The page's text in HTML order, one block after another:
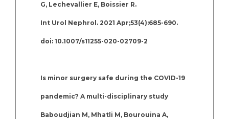
G, Lechevallier E, Boissier R.
Int Urol Nephrol. 2021 Apr;53(4):685-690.
doi: 10.1007/s11255-020-02709-2
Is minor surgery safe during the COVID-19
pandemic? A multi-disciplinary study
Baboudjian M, Mhatli M, Bourouina A,